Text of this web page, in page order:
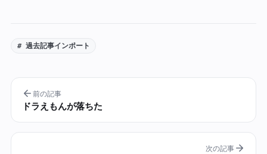
# 過去記事インポート
前の記事
ドラえもんが落ちた
次の記事